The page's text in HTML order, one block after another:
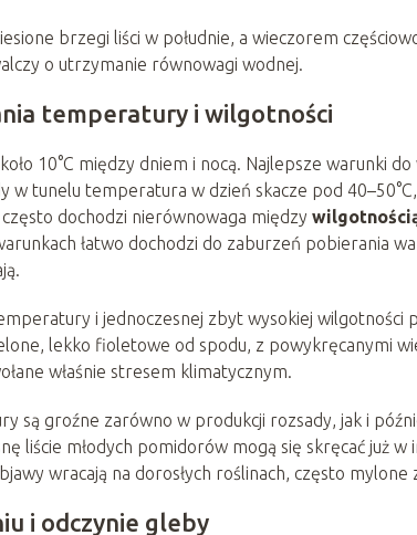
brzegi liści w południe, a wieczorem
o utrzymanie równowagi wodnej.
temperatury i wilgotności
10°C między dniem i nocą. Najlepsze warunki
w tunelu temperatura w dzień skacze pod
dochodzi nierównowaga między
łatwo dochodzi do zaburzeń pobierania
i jednoczesnej zbyt wysokiej wilgotności
lekko fioletowe od spodu, z powykręcanymi
właśnie stresem klimatycznym.
są groźne zarówno w produkcji rozsady, jak i
liście młodych pomidorów mogą się skręcać już
wracają na dorosłych roślinach, często mylone
i odczynie gleby